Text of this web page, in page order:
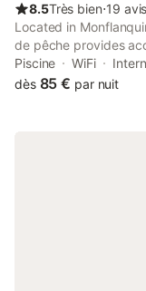
8.5Très bien⋅19 avis
Located in
de pêche provides
Offering a garden,
Bergerac Train Station.
Piscine WiFi
dès 85 € par nuit